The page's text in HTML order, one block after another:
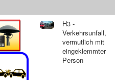
H3 -
Verkehrsunfall,
vermutlich mit
eingeklemmter
Person